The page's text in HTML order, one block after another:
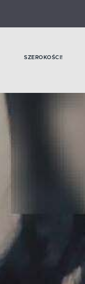
SZEROKOŚCI!